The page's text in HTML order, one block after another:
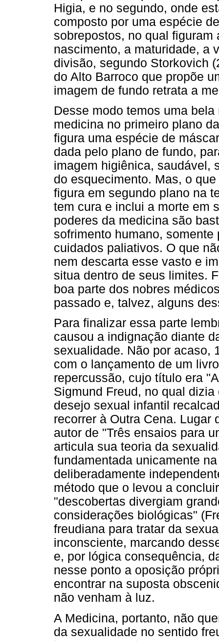
Higia, e no segundo, onde
composto por uma espécie
sobrepostos, no qual
nascimento, a maturidade, a
divisão, segundo Storkovich
do Alto Barroco que propõe
imagem de fundo retrata a
Desse modo temos uma
medicina no primeiro plano
figura uma espécie de
dada pelo plano de fundo,
imagem higiênica, saudável,
do esquecimento. Mas, o
figura em segundo plano na
tem cura e inclui a morte em
poderes da medicina são
sofrimento humano,
cuidados paliativos. O que
nem descarta esse vasto e
situa dentro de seus limites.
boa parte dos nobres
passado e, talvez, alguns
Para finalizar essa parte
causou a indignação diante
sexualidade. Não por acaso,
com o lançamento de um
repercussão, cujo título era
Sigmund Freud, no qual
desejo sexual infantil
recorrer à Outra Cena. Lugar
autor de "Três ensaios para
articula sua teoria da
fundamentada unicamente
deliberadamente
método que o levou a
"descobertas divergiam
considerações biológicas"
freudiana para tratar da
inconsciente, marcando
e, por lógica consequência,
nesse ponto a oposição
encontrar na suposta
não venham à luz.
A Medicina, portanto, não
da sexualidade no sentido